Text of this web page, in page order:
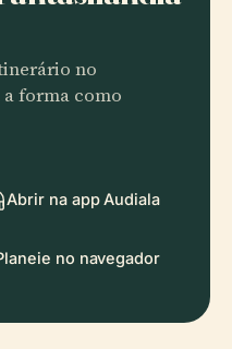
no
a forma como
Abrir na app Audiala
no navegador